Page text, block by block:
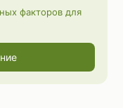
факторов для